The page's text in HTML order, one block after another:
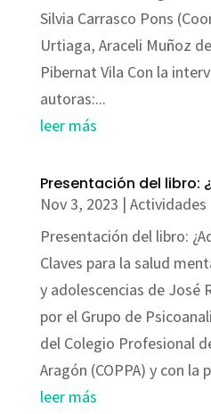
Silvia Carrasco Pons
Urtiaga, Araceli Muñoz
Pibernat Vila Con la
autoras:...
leer más
Presentación del libro:
Nov 3, 2023 | Actividades
Presentación del libro:
Claves para la salud
y adolescencias de José
por el Grupo de
del Colegio Profesional
Aragón (COPPA) y con la
leer más